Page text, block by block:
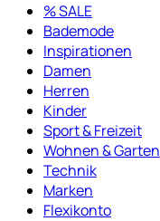
% SALE
Bademode
Inspirationen
Damen
Herren
Kinder
Sport & Freizeit
Wohnen & Garten
Technik
Marken
Flexikonto